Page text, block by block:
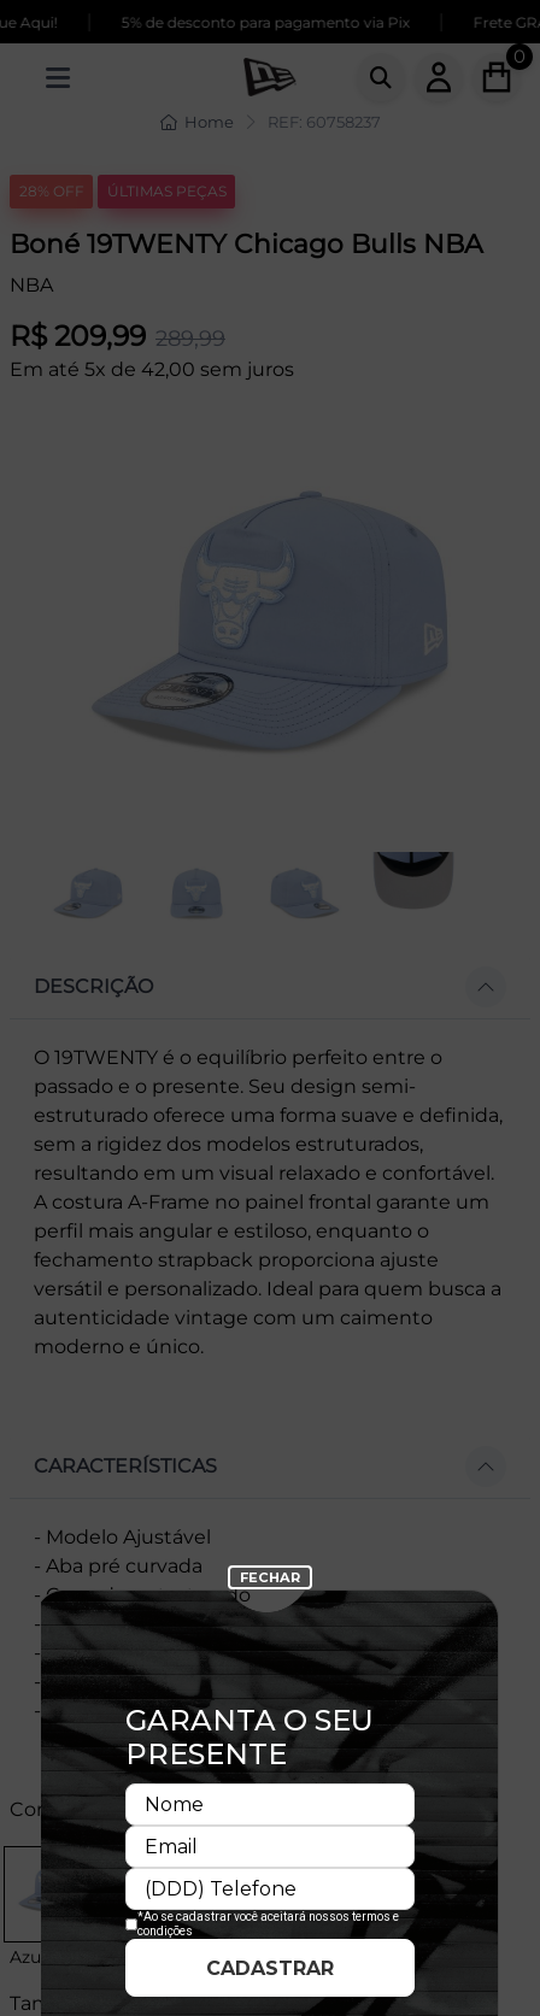
Aqui! 5% de desconto para pagamento via Pix Frete
0
Home REF: 60758237
28% OFF ÚLTIMAS PEÇAS
Boné 19TWENTY Chicago Bulls NBA
NBA
R$ 209,99 289,99
Em até 5x de 42,00 sem juros
DESCRIÇÃO
O 19TWENTY é o equilíbrio perfeito entre o
passado e o presente. Seu design semi-
estruturado oferece uma forma suave e definida,
sem a rigidez dos modelos estruturados,
resultando em um visual relaxado e confortável.
A costura A-Frame no painel frontal garante um
perfil mais angular e estiloso, enquanto o
fechamento strapback proporciona ajuste
versátil e personalizado. Ideal para quem busca a
autenticidade vintage com um caimento
moderno e único.
CARACTERÍSTICAS
- Modelo Ajustável
- Aba pré curvada
- Copa desestruturado
- Fechamento strapback
- Bordado frontal
- Flag New Era bordada
- Licença oficial
Cores:
Azul
Tamanhos: